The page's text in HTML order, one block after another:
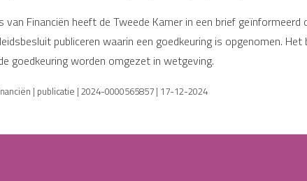
Financiën heeft de Tweede Kamer in een brief
publiceren waarin een goedkeuring is opgenomen.
goedkeuring worden omgezet in wetgeving.
| publicatie | 2024-0000565857 | 17-12-2024